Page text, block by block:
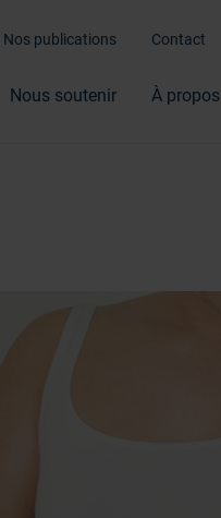
Nos publications Contact
Nous soutenir À propos